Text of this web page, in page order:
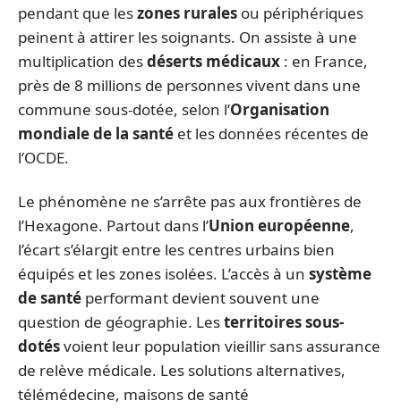
pendant que leszones rurales ou périphériques
peinent à attirer les soignants. On assiste à une
multiplication desdéserts médicaux : en France,
près de 8 millions de personnes vivent dans une
commune sous-dotée, selon l’Organisation
mondiale de la santé et les données récentes de
l’OCDE.
Le phénomène ne s’arrête pas aux frontières de
l’Hexagone. Partout dans l’Union européenne,
l’écart s’élargit entre les centres urbains bien
équipés et les zones isolées. L’accès à un système
de santé performant devient souvent une
question de géographie. Lesterritoires sous-
dotésvoient leur population vieillir sans assurance
de relève médicale. Les solutions alternatives,
télémédecine, maisons de santé